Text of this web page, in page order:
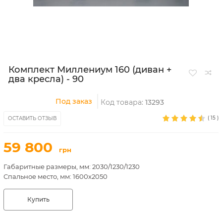
Комплект Миллениум 160 (диван +
два кресла) - 90
Под заказ Код товара: 13293
ОСТАВИТЬ ОТЗЫВ ( 15 )
59 800 грн
Габаритные размеры, мм: 2030/1230/1230
Спальное место, мм: 1600х2050
Купить